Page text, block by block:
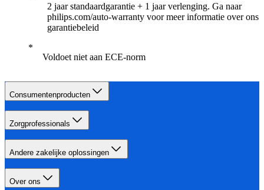
2 jaar standaardgarantie + 1 jaar verlenging. Ga naar
philips.com/auto-warranty voor meer informatie over ons
garantiebeleid
Voldoet niet aan ECE-norm
Consumentenproducten
Zorgprofessionals
Andere zakelijke oplossingen
Over ons